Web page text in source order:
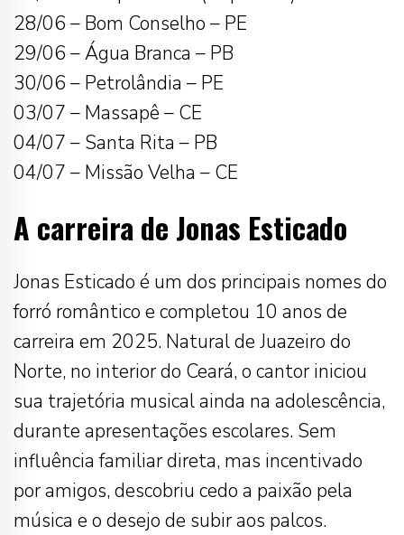
28/06 – Bom Conselho – PE
29/06 – Água Branca – PB
30/06 – Petrolândia – PE
03/07 – Massapê – CE
04/07 – Santa Rita – PB
04/07 – Missão Velha – CE
A carreira de Jonas Esticado
Jonas Esticado é um dos principais nomes do
forró romântico e completou 10 anos de
carreira em 2025. Natural de Juazeiro do
Norte, no interior do Ceará, o cantor iniciou
sua trajetória musical ainda na adolescência,
durante apresentações escolares. Sem
influência familiar direta, mas incentivado
por amigos, descobriu cedo a paixão pela
música e o desejo de subir aos palcos.